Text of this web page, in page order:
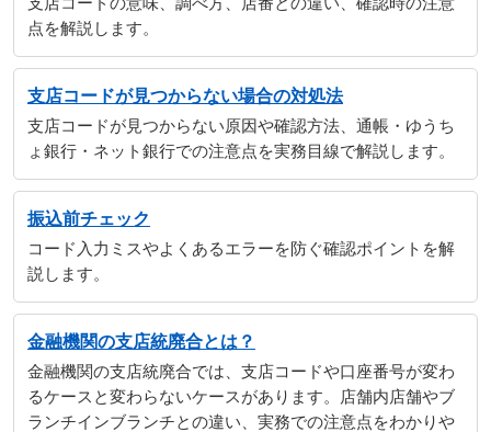
点を解説します。
支店コードが見つからない場合の対処法
支店コードが見つからない原因や確認方法、通帳・ゆうち
ょ銀行・ネット銀行での注意点を実務目線で解説します。
振込前チェック
コード入力ミスやよくあるエラーを防ぐ確認ポイントを解
説します。
金融機関の支店統廃合とは？
金融機関の支店統廃合では、支店コードや口座番号が変わ
るケースと変わらないケースがあります。店舗内店舗やブ
ランチインブランチとの違い、実務での注意点をわかりや